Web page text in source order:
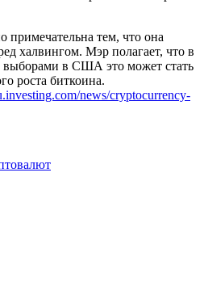
примечательна тем, что она
халвингом. Мэр полагает, что в
выборами в США это может стать
роста биткоина.
news/cryptocurrency-